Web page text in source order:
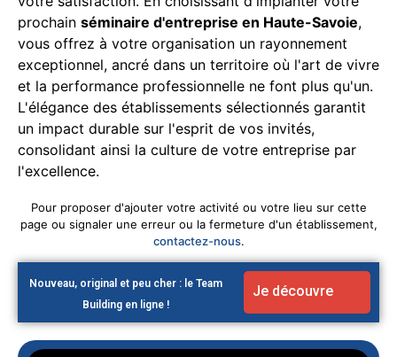
prochain séminaire d'entreprise en Haute-Savoie,
vous offrez à votre organisation un rayonnement
exceptionnel, ancré dans un territoire où l'art de vivre
et la performance professionnelle ne font plus qu'un.
L'élégance des établissements sélectionnés garantit
un impact durable sur l'esprit de vos invités,
consolidant ainsi la culture de votre entreprise par
l'excellence.
Pour proposer d'ajouter votre activité ou votre lieu sur cette
page ou signaler une erreur ou la fermeture d'un établissement,
contactez-nous.
Nouveau, original et peu cher : le Team
Building en ligne !
Je découvre